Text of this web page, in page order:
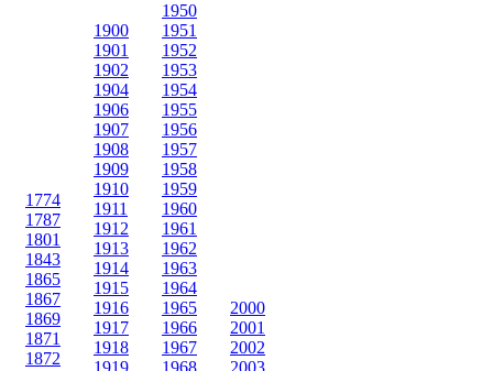
1774
1787
1801
1843
1865
1867
1869
1871
1872
1900
1901
1902
1904
1906
1907
1908
1909
1910
1911
1912
1913
1914
1915
1916
1917
1918
1919
1950
1951
1952
1953
1954
1955
1956
1957
1958
1959
1960
1961
1962
1963
1964
1965
1966
1967
1968
2000
2001
2002
2003